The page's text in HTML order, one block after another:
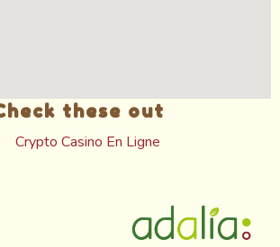
these out
Crypto Casino En Ligne